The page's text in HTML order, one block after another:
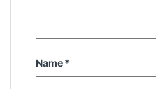
Name*